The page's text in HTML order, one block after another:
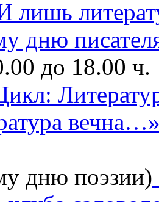
до 18.00 ч.
дню поэзии)